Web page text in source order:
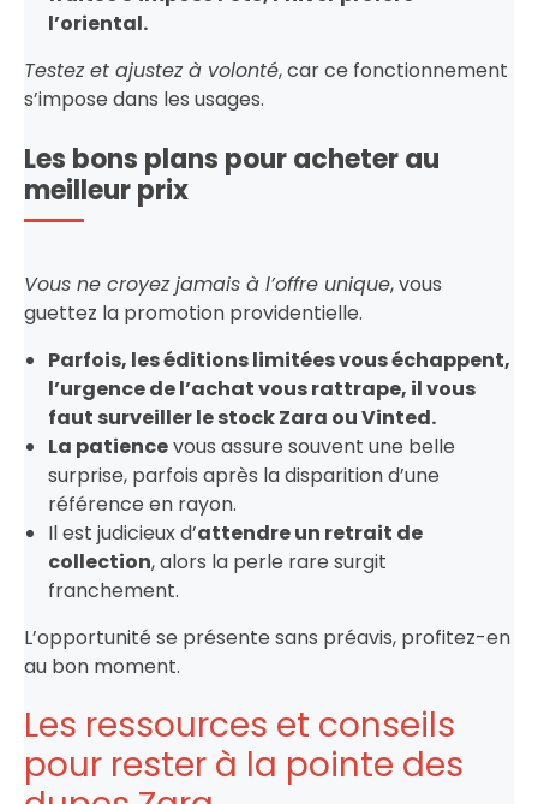
l’oriental.
Testez et ajustez à volonté, car ce fonctionnement
s’impose dans les usages.
Les bons plans pour acheter au
meilleur prix
Vous ne croyez jamais à l’offre unique, vous
guettez la promotion providentielle.
Parfois, les éditions limitées vous échappent,
l’urgence de l’achat vous rattrape, il vous
faut surveiller le stock Zara ou Vinted.
La patiencevous assure souvent une belle
surprise, parfois après la disparition d’une
référence en rayon.
Il est judicieux d’attendre un retrait de
collection, alors la perle rare surgit
franchement.
L’opportunité se présente sans préavis, profitez-en
au bon moment.
Les ressources et conseils
pour rester à la pointe des